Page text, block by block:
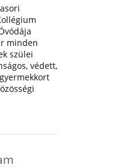
minden
szülei
védett,